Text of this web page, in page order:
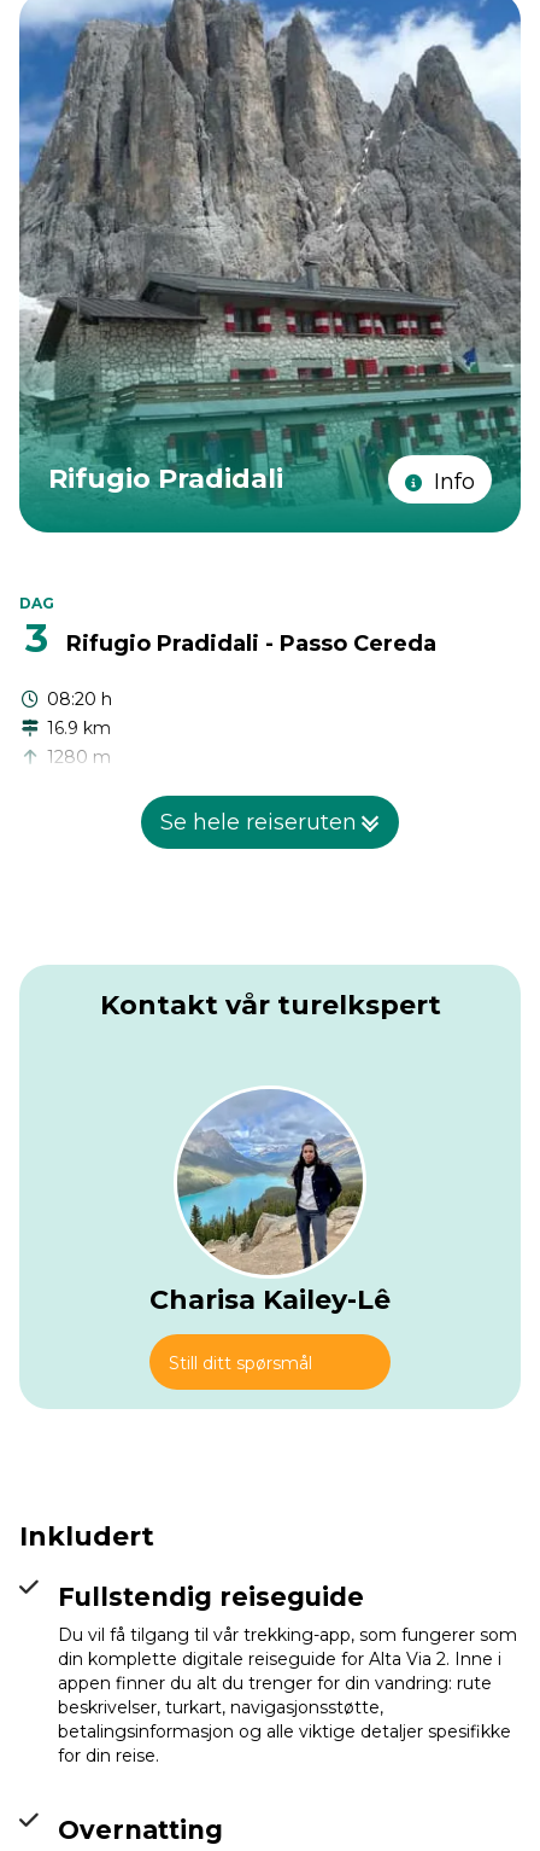
Rifugio Pradidali Info
DAG
3 Rifugio Pradidali - Passo Cereda
08:20 h
16.9 km
1280 m
I dag har du to rutealternativer. Begge er utfordrende, så
begynner du nedstigningen mot Rifugio Treviso.
Fra Rifugio Treviso (1631 m), følg sti 718 til en gresskledd
d'Oltro, på 2094 meter. Fra Forcella d'Oltro går du nedover
gjennom skråninger og daler til Rifugio Cereda (1361 m).
Passo Cereda Info
Se hele reiseruten
Kontakt vår turelkspert
Charisa Kailey-Lê
Still ditt spørsmål
Inkludert
Fullstendig reiseguide
Du vil få tilgang til vår trekking-app, som fungerer som
din komplette digitale reiseguide for Alta Via 2. Inne i
appen finner du alt du trenger for din vandring: rute
beskrivelser, turkart, navigasjonsstøtte,
betalingsinformasjon og alle viktige detaljer spesifikke
for din reise.
Overnatting